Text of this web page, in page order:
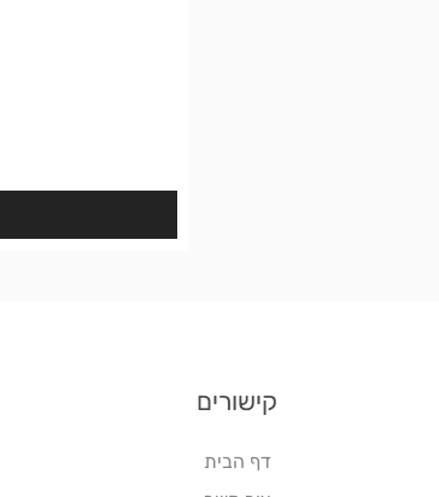
קישורים
דף הבית